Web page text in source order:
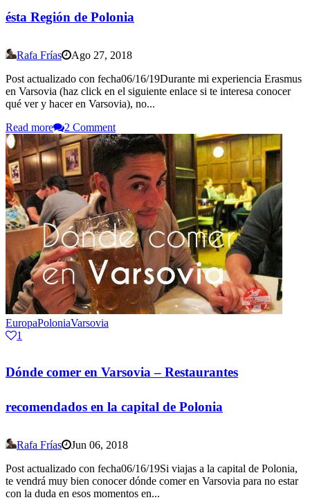
ésta Región de Polonia
Rafa Frías
Ago 27, 2018
Post actualizado con fecha06/16/19Durante mi experiencia Erasmus
en Varsovia (haz click en el siguiente enlace si te interesa conocer
qué ver y hacer en Varsovia), no...
Read more
2 Comment
EuropaPoloniaVarsovia
1
Dónde comer en Varsovia – Restaurantes
recomendados en la capital de Polonia
Rafa Frías
Jun 06, 2018
Post actualizado con fecha06/16/19Si viajas a la capital de Polonia,
te vendrá muy bien conocer dónde comer en Varsovia para no estar
con la duda en esos momentos en...